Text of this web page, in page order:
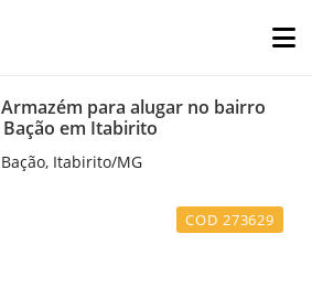
para alugar no bairro
em Itabirito
Itabirito/MG
COD 273629